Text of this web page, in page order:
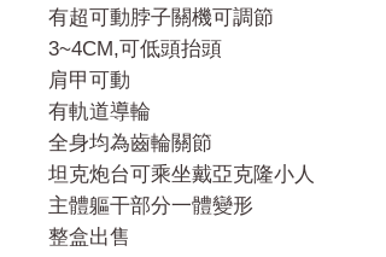
有超可動脖子關機可調節
3~4CM,可低頭抬頭
肩甲可動
有軌道導輪
全身均為齒輪關節
坦克炮台可乘坐戴亞克隆小人
主體軀干部分一體變形
整盒出售